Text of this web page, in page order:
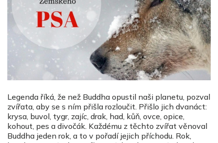
Legenda říká, že než Buddha opustil naši planetu, pozval
zvířata, aby se s ním přišla rozloučit. Přišlo jich dvanáct:
krysa, buvol, tygr, zajíc, drak, had, kůň, ovce, opice,
kohout, pes a divočák. Každému z těchto zvířat věnoval
Buddha jeden rok, a to v pořadí jejich příchodu. Rok,